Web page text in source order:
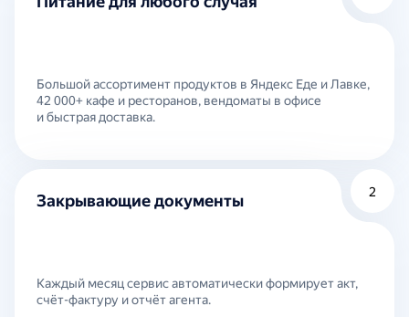
Большой ассортимент продуктов в Яндекс Еде и Лавке,
42 000+ кафе и ресторанов, вендоматы в офисе
и быстрая доставка.
2
Закрывающие документы
Каждый месяц сервис автоматически формирует акт,
счёт-фактуру и отчёт агента.